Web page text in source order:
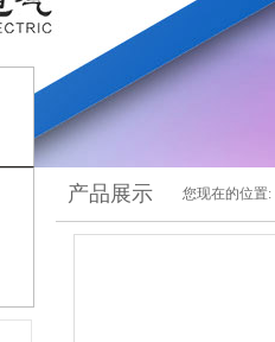
产品展示 您现在的位置: